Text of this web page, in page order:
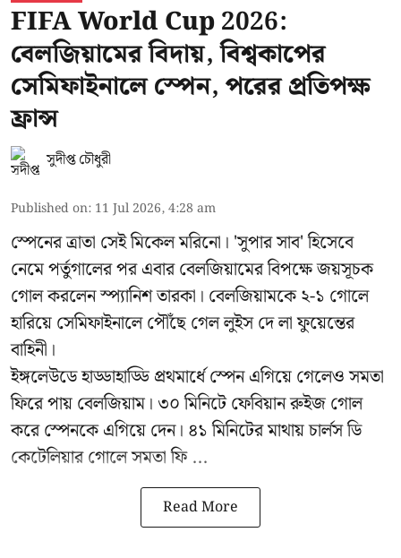
FIFA World Cup 2026:
বেলজিয়ামের বিদায়, বিশ্বকাপের
সেমিফাইনালে স্পেন, পরের প্রতিপক্ষ
ফ্রান্স
সুদীপ্ত চৌধুরী
Published on: 11 Jul 2026, 4:28 am
স্পেনের ত্রাতা সেই মিকেল মরিনো। 'সুপার সাব' হিসেবে
নেমে পর্তুগালের পর এবার বেলজিয়ামের বিপক্ষে জয়সূচক
গোল করলেন স্প্যানিশ তারকা। বেলজিয়ামকে ২-১ গোলে
হারিয়ে সেমিফাইনালে পৌঁছে গেল লুইস দে লা ফুয়েন্তের
বাহিনী।
ইঙ্গলেউডে হাড্ডাহাড্ডি প্রথমার্ধে স্পেন এগিয়ে গেলেও সমতা
ফিরে পায় বেলজিয়াম। ৩০ মিনিটে ফেবিয়ান রুইজ গোল
করে স্পেনকে এগিয়ে দেন। ৪১ মিনিটের মাথায় চার্লস ডি
কেটেলিয়ার গোলে সমতা ফি ...
Read More